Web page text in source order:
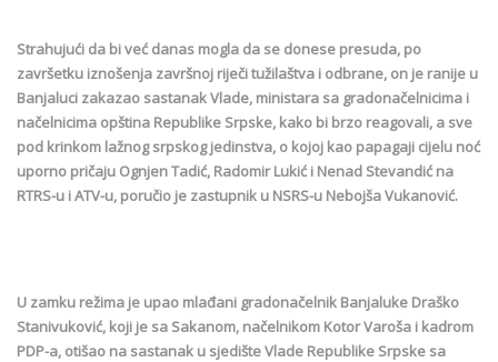
Strahujući da bi već danas mogla da se donese presuda, po
završetku iznošenja završnoj riječi tužilaštva i odbrane, on je ranije u
Banjaluci zakazao sastanak Vlade, ministara sa gradonačelnicima i
načelnicima opština Republike Srpske, kako bi brzo reagovali, a sve
pod krinkom lažnog srpskog jedinstva, o kojoj kao papagaji cijelu noć
uporno pričaju Ognjen Tadić, Radomir Lukić i Nenad Stevandić na
RTRS-u i ATV-u, poručio je zastupnik u NSRS-u Nebojša Vukanović.
U zamku režima je upao mlađani gradonačelnik Banjaluke Draško
Stanivuković, koji je sa Sakanom, načelnikom Kotor Varoša i kadrom
PDP-a, otišao na sastanak u sjedište Vlade Republike Srpske sa